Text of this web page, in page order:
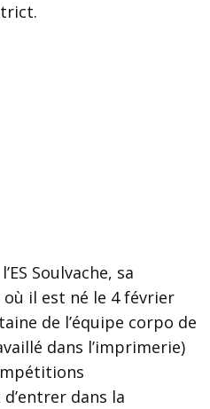
Soulvache, sa
où il est né le 4 février
de l’équipe corpo de
dans l’imprimerie)
dans la